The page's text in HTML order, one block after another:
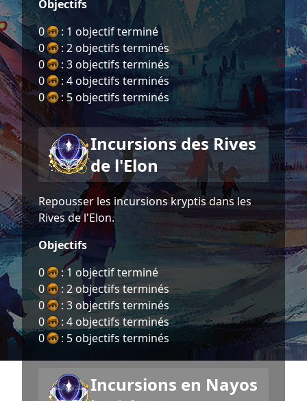
Objectifs
0
: 1 objectif terminé
0
: 2 objectifs terminés
0
: 3 objectifs terminés
0
: 4 objectifs terminés
0
: 5 objectifs terminés
Incursions des Rives
de l'Elon
Repousser les incursions kryptis dans les
Rives de l'Elon.
Objectifs
0
: 1 objectif terminé
0
: 2 objectifs terminés
0
: 3 objectifs terminés
0
: 4 objectifs terminés
0
: 5 objectifs terminés
Incursions en Nayos